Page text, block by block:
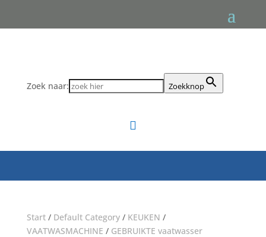
Zoek naar: Zoekknop

Start/ Default Category/ KEUKEN /
VAATWASMACHINE / GEBRUIKTE vaatwasser